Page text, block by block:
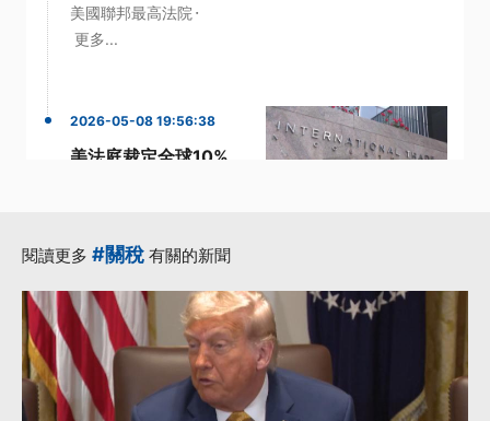
美國聯邦最高法院 ·
更多...
2026-05-08 19:56:38
美法庭裁定全球10%
進口商·關稅·301條款·
更多...
閱讀更多 #關稅 有關的新聞